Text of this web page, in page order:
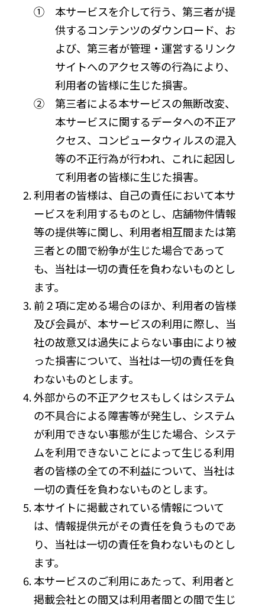
① 本サービスを介して行う、第三者が提
供するコンテンツのダウンロード、お
よび、第三者が管理・運営するリンク
サイトへのアクセス等の行為により、
利用者の皆様に生じた損害。
② 第三者による本サービスの無断改変、
本サービスに関するデータへの不正ア
クセス、コンピュータウィルスの混入
等の不正行為が行われ、これに起因し
て利用者の皆様に生じた損害。
利用者の皆様は、自己の責任において本サ
ービスを利用するものとし、店舗物件情報
等の提供等に関し、利用者相互間または第
三者との間で紛争が生じた場合であって
も、当社は一切の責任を負わないものとし
ます。
前２項に定める場合のほか、利用者の皆様
及び会員が、本サービスの利用に際し、当
社の故意又は過失によらない事由により被
った損害について、当社は一切の責任を負
わないものとします。
外部からの不正アクセスもしくはシステム
の不具合による障害等が発生し、システム
が利用できない事態が生じた場合、システ
ムを利用できないことによって生じる利用
者の皆様の全ての不利益について、当社は
一切の責任を負わないものとします。
本サイトに掲載されている情報について
は、情報提供元がその責任を負うものであ
り、当社は一切の責任を負わないものとし
ます。
本サービスのご利用にあたって、利用者と
掲載会社との間又は利用者間との間で生じ